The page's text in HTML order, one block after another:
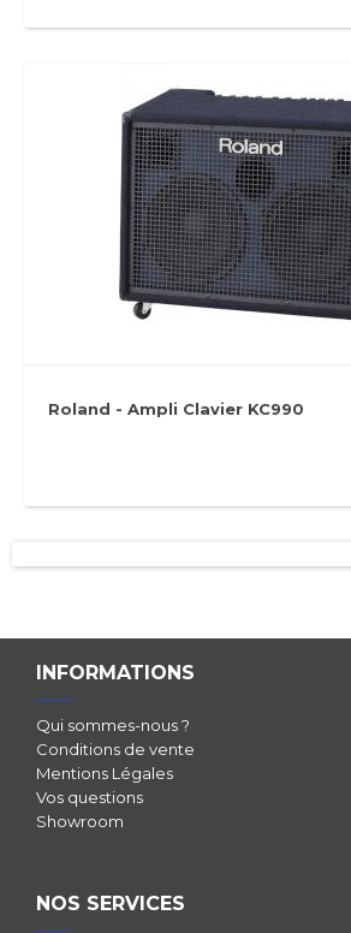
Roland - Ampli Clavier KC990
INFORMATIONS
Qui sommes-nous ?
Conditions de vente
Mentions Légales
Vos questions
Showroom
NOS SERVICES